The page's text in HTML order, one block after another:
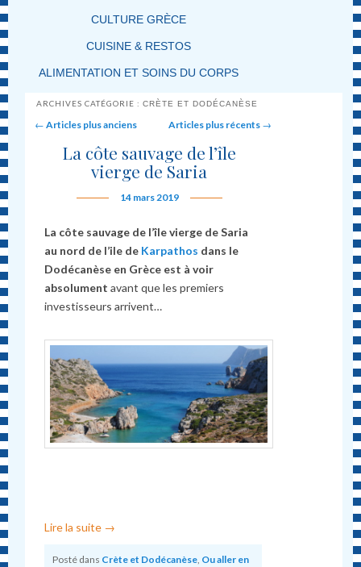
CULTURE GRÈCE
CUISINE & RESTOS
ALIMENTATION ET SOINS DU CORPS
ARCHIVES CATÉGORIE :CRÈTE ET DODÉCANÈSE
Post navigation
← Articles plus anciens Articles plus récents →
La côte sauvage de l’île
vierge de Saria
14 mars 2019
La côte sauvage de l’île vierge de Saria
au nord de l’ile de Karpathos dans le
Dodécanèse en Grèce est à voir
absolumentavant que les premiers
investisseurs arrivent…
Lire la suite →
Posté dans Crète et Dodécanèse, Ou aller en